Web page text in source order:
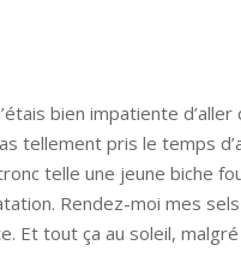
bien impatiente
tellement pris le temps
telle une jeune biche
Rendez-moi mes
Et tout ça au soleil,